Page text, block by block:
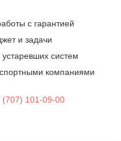
с гарантией
и задачи
систем
компаниями
(707) 101-09-00